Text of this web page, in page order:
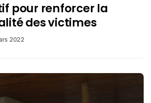
pour renforcer la
des victimes
2022